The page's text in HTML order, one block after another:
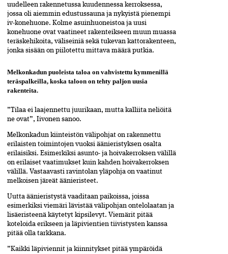
uudelleen rakennetussa kuudennessa kerroksessa,
jossa oli aiemmin edustussauna ja nykyistä pienempi
iv-konehuone. Kolme asuinhuoneistoa ja uusi
konehuone ovat vaatineet rakenteikseen muun muassa
teräskehikoita, väliseiniä sekä tukevan kattorakenteen,
jonka sisään on piilotettu mittava määrä putkia.
Melkonkadun puoleista taloa on vahvistettu kymmenillä
teräspalkeilla, koska taloon on tehty paljon uusia
rakenteita.
”Tilaa ei laajennettu juurikaan, mutta kalliita neliöitä
ne ovat”, Iivonen sanoo.
Melkonkadun kiinteistön välipohjat on rakennettu
erilaisten toimintojen vuoksi äänieristyksen osalta
erilaisiksi. Esimerkiksi asunto- ja hoivakerroksen välillä
on erilaiset vaatimukset kuin kahden hoivakerroksen
välillä. Vastaavasti ravintolan yläpohja on vaatinut
melkoisen järeät äänieristeet.
Uutta äänieristystä vaaditaan paikoissa, joissa
esimerkiksi viemäri lävistää välipohjan ontelolaatan ja
lisäeristeenä käytetyt kipsilevyt. Viemärit pitää
koteloida erikseen ja läpivientien tiivistysten kanssa
pitää olla tarkkana.
”Kaikki läpiviennit ja kiinnitykset pitää ympäröidä